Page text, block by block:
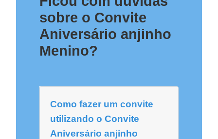
sobre o Convite
Aniversário anjinho
Menino?
Como fazer um convite
utilizando o Convite
Aniversário anjinho